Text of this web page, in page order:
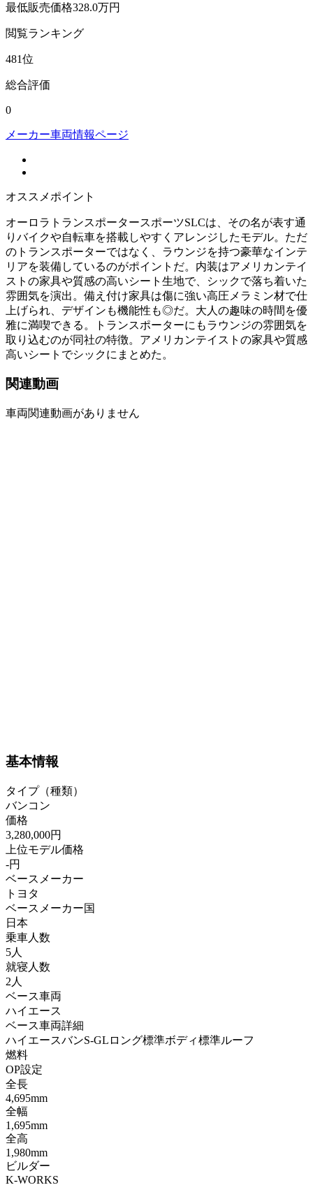
最低販売価格328.0万円
閲覧ランキング
481位
総合評価
0
メーカー車両情報ページ
オススメポイント
オーロラトランスポータースポーツSLCは、その名が表す通
りバイクや自転車を搭載しやすくアレンジしたモデル。ただ
のトランスポーターではなく、ラウンジを持つ豪華なインテ
リアを装備しているのがポイントだ。内装はアメリカンテイ
ストの家具や質感の高いシート生地で、シックで落ち着いた
雰囲気を演出。備え付け家具は傷に強い高圧メラミン材で仕
上げられ、デザインも機能性も◎だ。大人の趣味の時間を優
雅に満喫できる。トランスポーターにもラウンジの雰囲気を
取り込むのが同社の特徴。アメリカンテイストの家具や質感
高いシートでシックにまとめた。
関連動画
車両関連動画がありません
基本情報
タイプ（種類）
バンコン
価格
3,280,000円
上位モデル価格
-円
ベースメーカー
トヨタ
ベースメーカー国
日本
乗車人数
5人
就寝人数
2人
ベース車両
ハイエース
ベース車両詳細
ハイエースバンS-GLロング標準ボディ標準ルーフ
燃料
OP設定
全長
4,695mm
全幅
1,695mm
全高
1,980mm
ビルダー
K-WORKS